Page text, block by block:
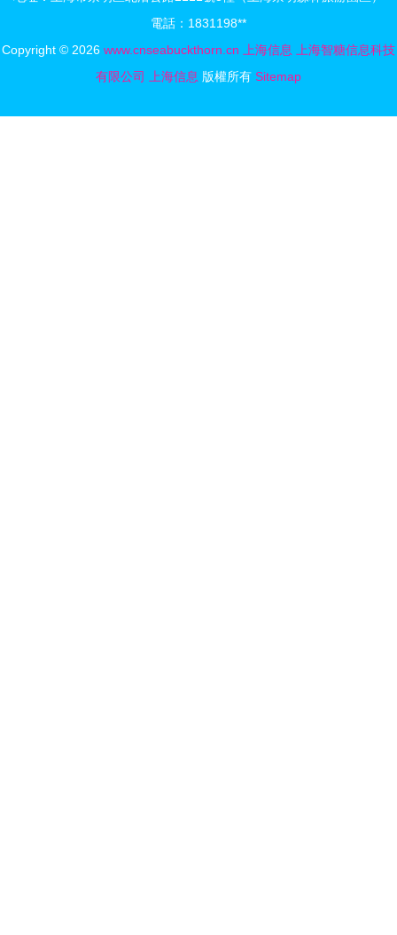
線落戶申城
冊的專業典
范
電話：1831198**
Copyright © 2026 www.cnseabuckthorn.cn 上海信息
上海智糖信息科技
有限公司
上海信息 版權所有 Sitemap